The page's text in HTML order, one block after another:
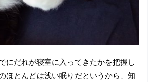
にだれが寝室に入ってきたかを把握し
ほとんどは浅い眠りだというから、知